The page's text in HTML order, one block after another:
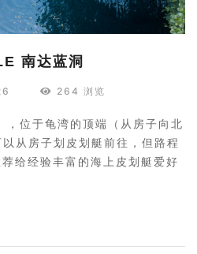
南达蓝洞
264 浏览
，位于龟湾的顶端（从房子向北
从房子划皮划艇前往，但路程
给经验丰富的海上皮划艇爱好